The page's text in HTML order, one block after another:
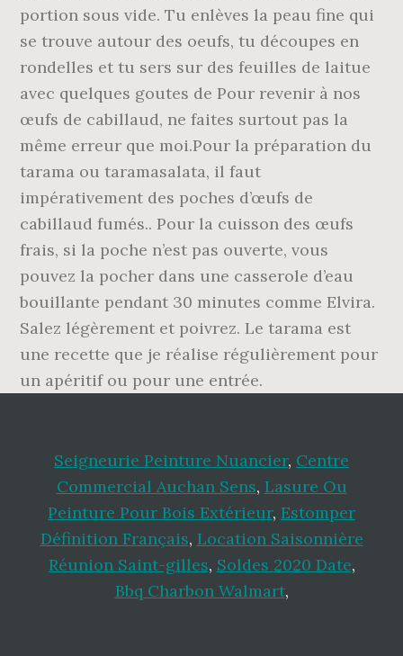
portion sous vide. Tu enlèves la peau fine qui
se trouve autour des oeufs, tu découpes en
rondelles et tu sers sur des feuilles de laitue
avec quelques goutes de Pour revenir à nos
œufs de cabillaud, ne faites surtout pas la
même erreur que moi.Pour la préparation du
tarama ou taramasalata, il faut
impérativement des poches d’œufs de
cabillaud fumés.. Pour la cuisson des œufs
frais, si la poche n’est pas ouverte, vous
pouvez la pocher dans une casserole d’eau
bouillante pendant 30 minutes comme Elvira.
Salez légèrement et poivrez. Le tarama est
une recette que je réalise régulièrement pour
un apéritif ou pour une entrée.
Seigneurie Peinture Nuancier, Centre
Commercial Auchan Sens, Lasure Ou
Peinture Pour Bois Extérieur, Estomper
Définition Français, Location Saisonnière
Réunion Saint-gilles, Soldes 2020 Date,
Bbq Charbon Walmart,